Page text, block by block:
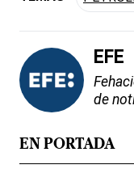
EFE
de
EN PORTADA